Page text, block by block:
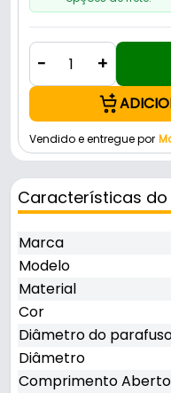
- +
Vendido e entregue por
Características
Marca
Modelo
Material
Cor
Diâmetro do
Diâmetro
Comprimento Aberto